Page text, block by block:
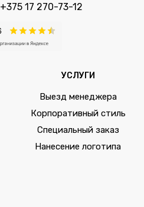
+375 17 270-73-12
УСЛУГИ
Выезд менеджера
Корпоративный стиль
Специальный заказ
Нанесение логотипа